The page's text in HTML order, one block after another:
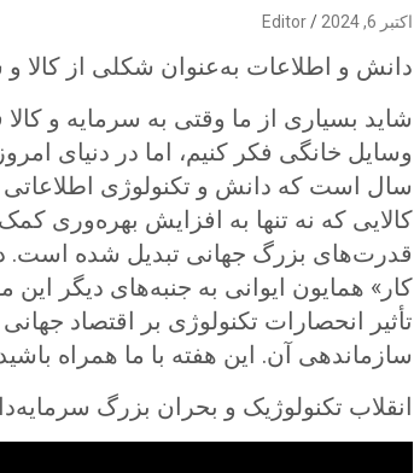
اکتبر 6, 2024 Editor
دانش و اطلاعات به‌عنوان شکلی از کالا و
شاید بسیاری از ما وقتی به سرمایه و
وسایل خانگی فکر کنیم، اما در دنیای
سال است که دانش و تکنولوژی اطلاعاتی
کالایی که نه تنها به افزایش بهره‌وری
قدرت‌های بزرگ جهانی تبدیل شده است.
کار» همایون ایوانی به جنبه‌های دیگر
تأثیر انحصارات تکنولوژی بر اقتصاد
سازماندهی آن. این هفته با ما همراه
انقلاب تکنولوژیک و بحران بزرگ